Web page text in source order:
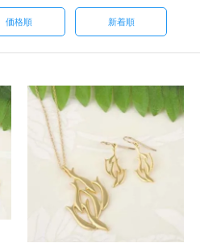
価格順 新着順